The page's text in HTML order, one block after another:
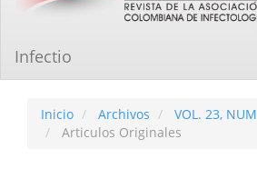
Infectio
Inicio Archivos
VOL. 23,
Articulos Originales